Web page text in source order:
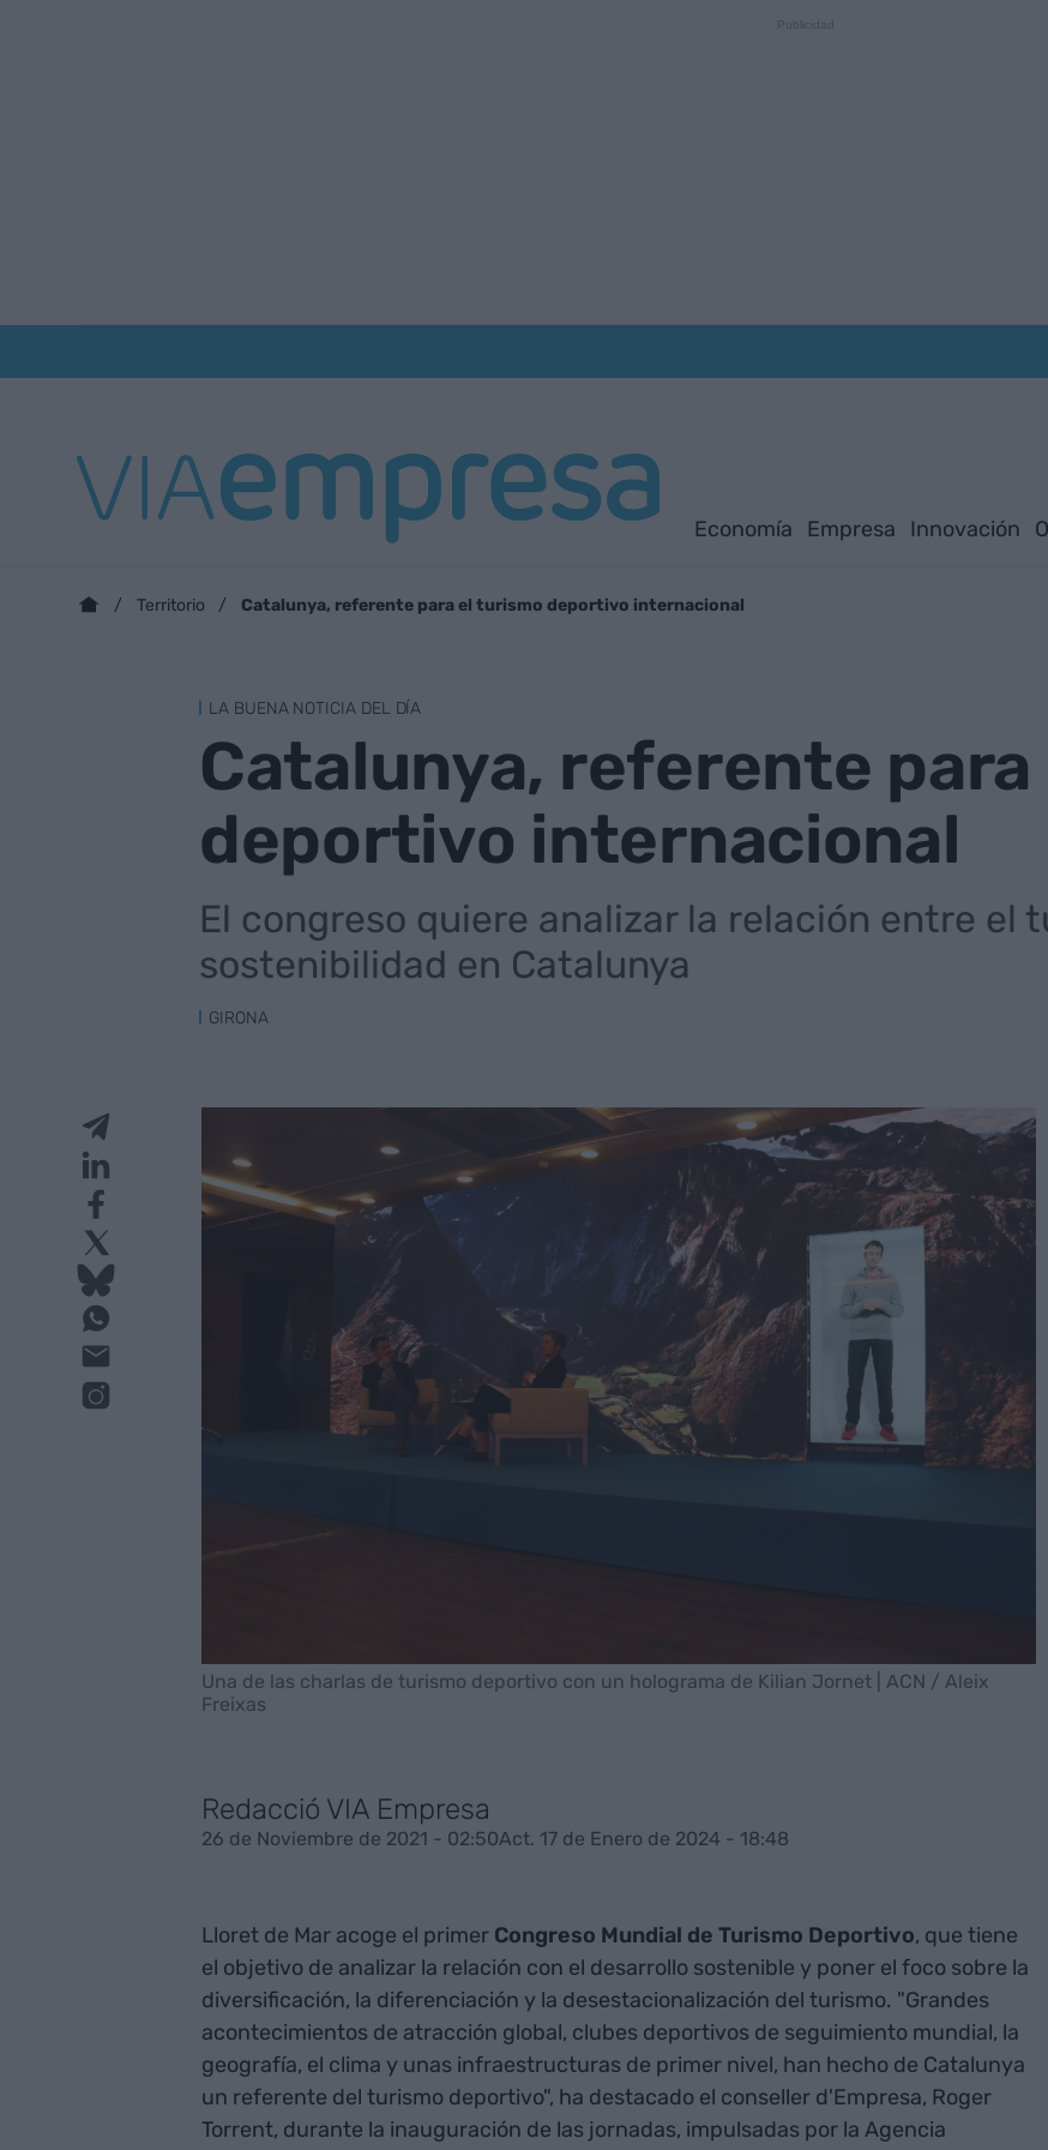
Economía Empresa Innovación
Territorio Catalunya, referente para el turismo deportivo internacional
LA BUENA NOTICIA DEL DÍA
Catalunya, referente
deportivo internacional
El congreso quiere analizar la relación entre el
sostenibilidad en Catalunya
GIRONA
Una de las charlas de turismo deportivo con un holograma de Kilian Jornet | ACN / Aleix
Freixas
Redacció VIA Empresa
26 de Noviembre de 2021 - 02:50Act. 17 de Enero de 2024 - 18:48
Lloret de Mar acoge el primer Congreso Mundial de Turismo Deportivo, que tiene
el objetivo de analizar la relación con el desarrollo sostenible y poner el foco sobre la
diversificación, la diferenciación y la desestacionalización del turismo. "Grandes
acontecimientos de atracción global, clubes deportivos de seguimiento mundial, la
geografía, el clima y unas infraestructuras de primer nivel, han hecho de Catalunya
un referente del turismo deportivo", ha destacado el conseller d'Empresa, Roger
Torrent, durante la inauguración de las jornadas, impulsadas por la Agencia